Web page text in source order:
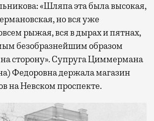
«Шляпа эта была высокая,
но вся уже
рыжая, вся в дырах и пятнах,
безобразнейшим образом
сторону». Супруга Циммермана
Федоровна держала магазин
на Невском проспекте.